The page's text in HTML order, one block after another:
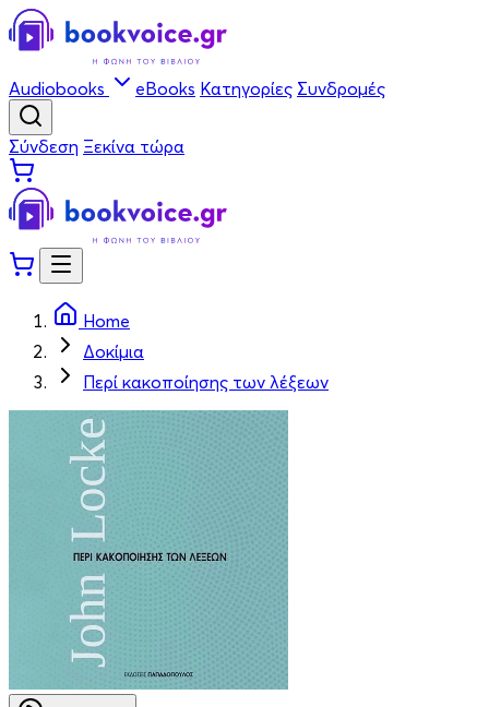
Audiobooks eBooks Κατηγορίες Συνδρομές
Σύνδεση Ξεκίνα τώρα
Home
Δοκίμια
Περί κακοποίησης των λέξεων